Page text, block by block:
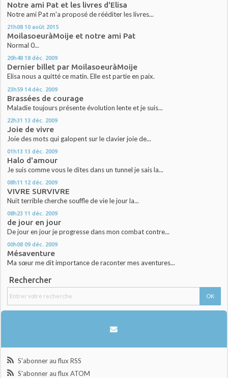
Notre ami Pat et les livres d'Elisa
Notre ami Pat m'a proposé de rééditer les livres...
21h08 10 août 2015
MoilasoeuràMoije et notre ami Pat
Normal 0...
20h48 18 déc. 2009
Dernier billet par MoilasoeuràMoije
Elisa nous a quitté ce matin. Elle est partie en paix.
23h59 14 déc. 2009
Brassées de courage
Maladie toujours présente évolution lente et je suis...
22h31 13 déc. 2009
Joie de vivre
Joie des mots qui galopent sur le clavier joie de...
01h13 13 déc. 2009
Halo d'amour
Je suis comme vous le dites dans un tunnel je sais la...
08h11 12 déc. 2009
VIVRE SURVIVRE
Nuit terrible cherche souffle de vie le jour la...
08h23 11 déc. 2009
de jour en jour
De jour en jour je progresse dans mon combat contre...
00h08 09 déc. 2009
Mésaventure
Ma sœur me dit importance de raconter mes aventures...
Rechercher
S'abonner au flux RSS
S'abonner au flux ATOM